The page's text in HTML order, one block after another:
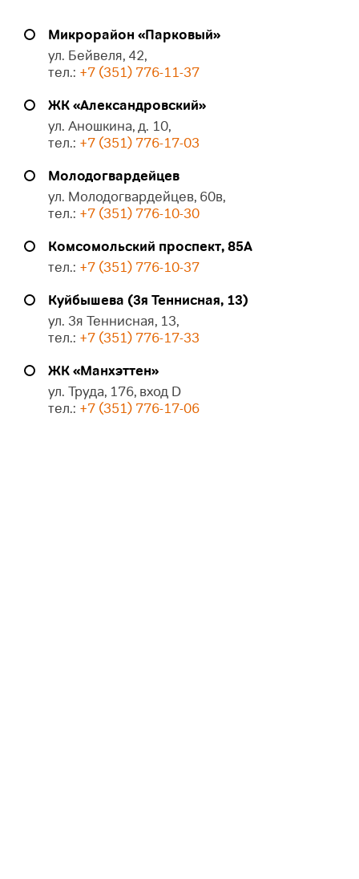
Микрорайон «Парковый»
ул. Бейвеля, 42,
тел.: +7 (351) 776-11-37
ЖК «Александровский»
ул. Аношкина, д. 10,
тел.: +7 (351) 776-17-03
Молодогвардейцев
ул. Молодогвардейцев, 60в,
тел.: +7 (351) 776-10-30
Комсомольский проспект, 85А
тел.: +7 (351) 776-10-37
Куйбышева (3я Теннисная, 13)
ул. 3я Теннисная, 13,
тел.: +7 (351) 776-17-33
ЖК «Манхэттен»
ул. Труда, 176, вход D
тел.: +7 (351) 776-17-06